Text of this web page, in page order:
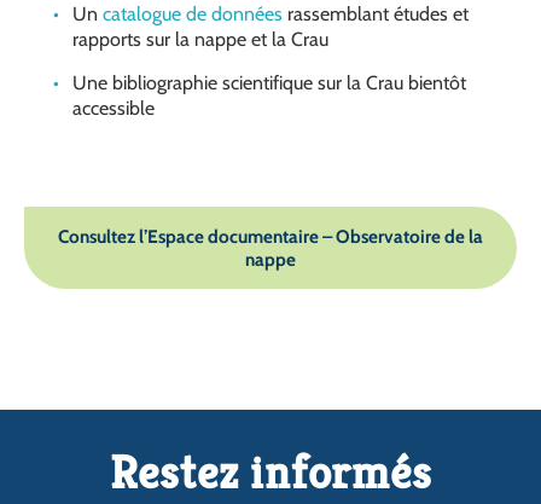
Un catalogue de données rassemblant études et
rapports sur la nappe et la Crau
Une bibliographie scientifique sur la Crau bientôt
accessible
Consultez l’Espace documentaire – Observatoire de la
nappe
Restez informés